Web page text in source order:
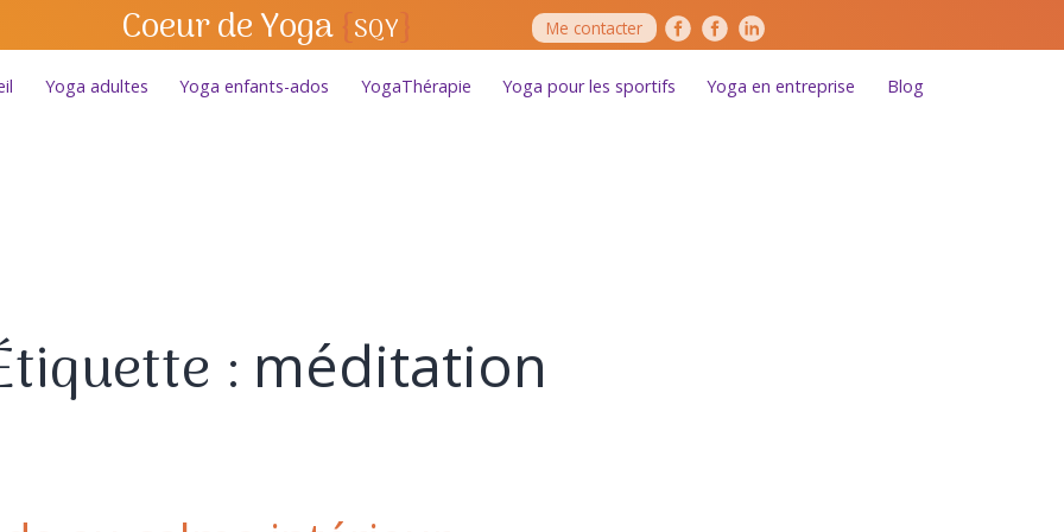
Coeur de Yoga SQY Me contacter
Yoga adultes Yoga enfants-ados YogaThérapie Yoga pour les sportifs Yoga en entreprise Blog
: méditation